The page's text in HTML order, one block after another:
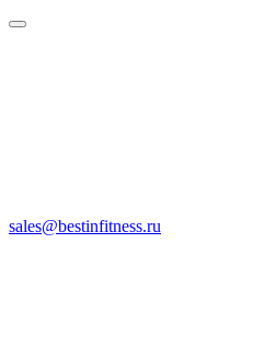
sales@bestinfitness.ru